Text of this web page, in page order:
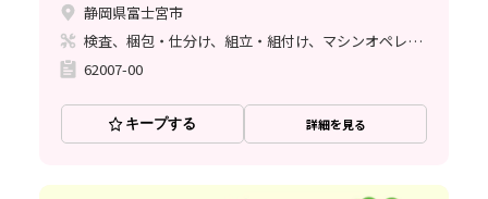
静岡県富士宮市
検査、梱包・仕分け、組立・組付け、マシンオペレーター
62007-00
キープする 詳細を見る